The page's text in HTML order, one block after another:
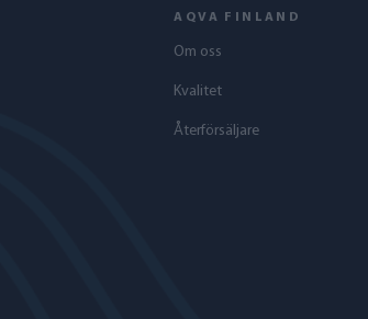
AQVA FINLAND
Om oss
Kvalitet
Återförsäljare